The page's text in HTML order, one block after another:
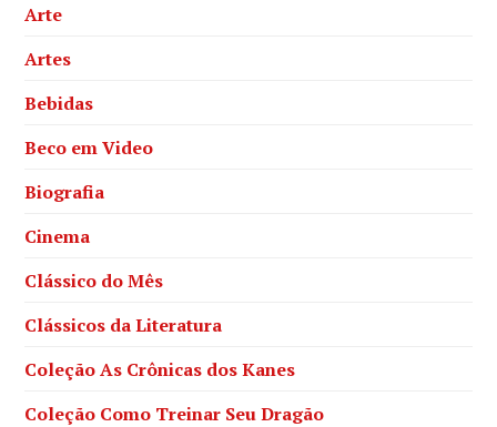
Arte
Artes
Bebidas
Beco em Video
Biografia
Cinema
Clássico do Mês
Clássicos da Literatura
Coleção As Crônicas dos Kanes
Coleção Como Treinar Seu Dragão